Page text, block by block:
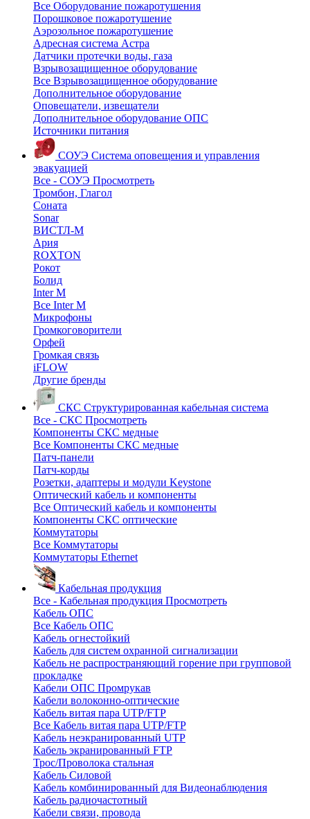
Все Оборудование пожаротушения
Порошковое пожаротушение
Аэрозольное пожаротушение
Адресная система Астра
Датчики протечки воды, газа
Взрывозащищенное оборудование
Все Взрывозащищенное оборудование
Дополнительное оборудование
Оповещатели, извещатели
Дополнительное оборудование ОПС
Источники питания
СОУЭ Система оповещения и управления
эвакуацией
Все - СОУЭ Просмотреть
Тромбон, Глагол
Соната
Sonar
ВИСТЛ-М
Ария
ROXTON
Рокот
Болид
Inter M
Все Inter M
Микрофоны
Громкоговорители
Орфей
Громкая связь
iFLOW
Другие бренды
СКС Структурированная кабельная система
Все - СКС Просмотреть
Компоненты СКС медные
Все Компоненты СКС медные
Патч-панели
Патч-корды
Розетки, адаптеры и модули Keystone
Оптический кабель и компоненты
Все Оптический кабель и компоненты
Компоненты СКС оптические
Коммутаторы
Все Коммутаторы
Коммутаторы Ethernet
Кабельная продукция
Все - Кабельная продукция Просмотреть
Кабель ОПС
Все Кабель ОПС
Кабель огнестойкий
Кабель для систем охранной сигнализации
Кабель не распространяющий горение при групповой
прокладке
Кабели ОПС Промрукав
Кабели волоконно-оптические
Кабель витая пара UTP/FTP
Все Кабель витая пара UTP/FTP
Кабель неэкранированный UTP
Кабель экранированный FTP
Трос/Проволока стальная
Кабель Силовой
Кабель комбинированный для Видеонаблюдения
Кабель радиочастотный
Кабели связи, провода